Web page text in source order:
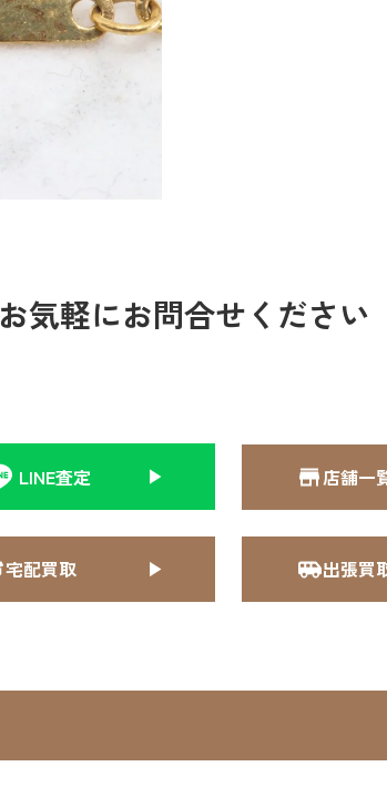
お気軽にお問合せください
LINE査定 店舗一
宅配買取 出張買